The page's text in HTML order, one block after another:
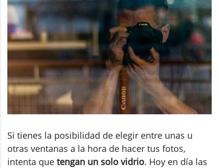
Si tienes la posibilidad de elegir entre unas u
otras ventanas a la hora de hacer tus fotos,
intenta que tengan un solo vidrio. Hoy en día las